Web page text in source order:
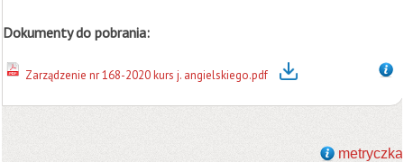
Dokumenty do pobrania:
Zarządzenie nr 168-2020 kurs j. angielskiego.pdf
metryczka